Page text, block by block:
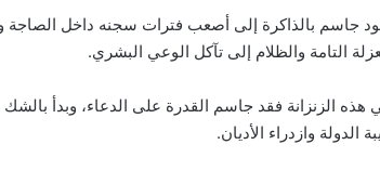
جاسم بالذاكرة إلى أصعب فترات سجنه داخل الصاجة
التامة والظلام إلى تآكل الوعي البشري.
هذه الزنزانة فقد جاسم القدرة على الدعاء، وبدأ
الدولة وازدراء الأديان.